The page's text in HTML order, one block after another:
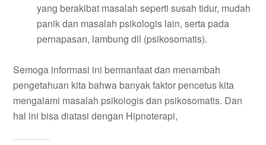
yang berakibat masalah seperti susah tidur, mudah
panik dan masalah psikologis lain, serta pada
pernapasan, lambung dll (psikosomatis).
Semoga informasi ini bermanfaat dan menambah
pengetahuan kita bahwa banyak faktor pencetus kita
mengalami masalah psikologis dan psikosomatis. Dan
hal ini bisa diatasi dengan Hipnoterapi,